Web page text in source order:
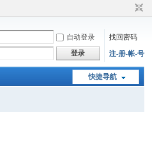
自动登录
找回密码
登录 注-册-帐-号
快捷导航